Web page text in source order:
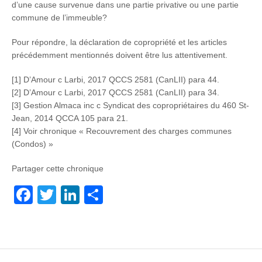
d’une cause survenue dans une partie privative ou une partie
commune de l’immeuble?
Pour répondre, la déclaration de copropriété et les articles
précédemment mentionnés doivent être lus attentivement.
[1] D’Amour c Larbi, 2017 QCCS 2581 (CanLII) para 44.
[2] D’Amour c Larbi, 2017 QCCS 2581 (CanLII) para 34.
[3] Gestion Almaca inc c Syndicat des copropriétaires du 460 St-
Jean, 2014 QCCA 105 para 21.
[4] Voir chronique « Recouvrement des charges communes
(Condos) »
Partager cette chronique
F
e
T
er
Li
e
g